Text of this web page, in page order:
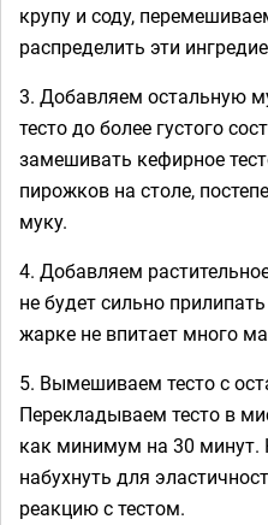
крупу и соду,
распределить эти
3. Добавляем остальную
тесто до более густого
замешивать кефирное
пирожков на столе,
муку.
4. Добавляем
не будет сильно
жарке не впитает много
5. Вымешиваем тесто с
Перекладываем тесто в
как минимум на 30
набухнуть для
реакцию с тестом.